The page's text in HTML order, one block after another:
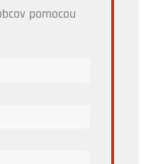
pomocou